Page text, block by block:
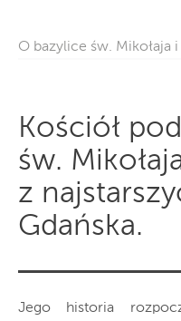
O bazylice św. Mikołaja
Kościół
św.
z
Gdańska.
Jego historia